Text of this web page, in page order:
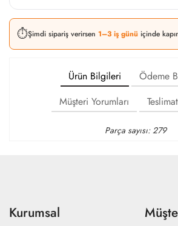
⏱️Şimdi sipariş verirsen 1–3 iş günü içinde
Ürün Bilgileri
Ödeme
Müşteri Yorumları
Parça sayısı: 279
Kurumsal